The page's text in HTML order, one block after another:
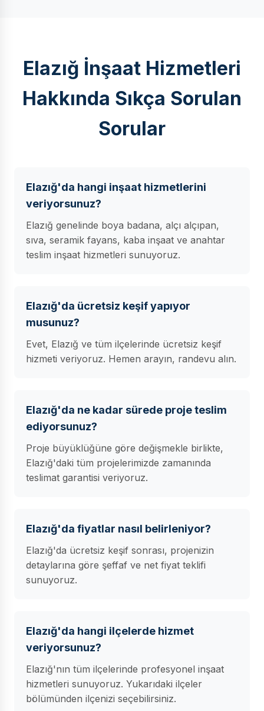
Elazığ İnşaat Hizmetleri
Hakkında Sıkça Sorulan
Sorular
Elazığ'da hangi inşaat hizmetlerini
veriyorsunuz?
Elazığ genelinde boya badana, alçı alçıpan,
sıva, seramik fayans, kaba inşaat ve anahtar
teslim inşaat hizmetleri sunuyoruz.
Elazığ'da ücretsiz keşif yapıyor
musunuz?
Evet, Elazığ ve tüm ilçelerinde ücretsiz keşif
hizmeti veriyoruz. Hemen arayın, randevu alın.
Elazığ'da ne kadar sürede proje teslim
ediyorsunuz?
Proje büyüklüğüne göre değişmekle birlikte,
Elazığ'daki tüm projelerimizde zamanında
teslimat garantisi veriyoruz.
Elazığ'da fiyatlar nasıl belirleniyor?
Elazığ'da ücretsiz keşif sonrası, projenizin
detaylarına göre şeffaf ve net fiyat teklifi
sunuyoruz.
Elazığ'da hangi ilçelerde hizmet
veriyorsunuz?
Elazığ'nın tüm ilçelerinde profesyonel inşaat
hizmetleri sunuyoruz. Yukarıdaki ilçeler
bölümünden ilçenizi seçebilirsiniz.